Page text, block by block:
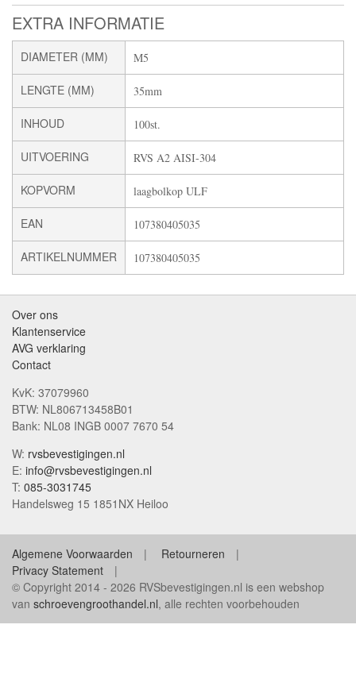
EXTRA INFORMATIE
DIAMETER (MM) M5
LENGTE (MM) 35mm
INHOUD 100st.
UITVOERING RVS A2 AISI-304
KOPVORM laagbolkop ULF
EAN 107380405035
ARTIKELNUMMER 107380405035
Over ons
Klantenservice
AVG verklaring
Contact
KvK: 37079960
BTW: NL806713458B01
Bank: NL08 INGB 0007 7670 54
W: rvsbevestigingen.nl
E: info@rvsbevestigingen.nl
T: 085-3031745
Handelsweg 15 1851NX Heiloo
Algemene Voorwaarden
Retourneren
Privacy Statement
© Copyright 2014 - 2026 RVSbevestigingen.nl is een webshop
van schroevengroothandel.nl, alle rechten voorbehouden